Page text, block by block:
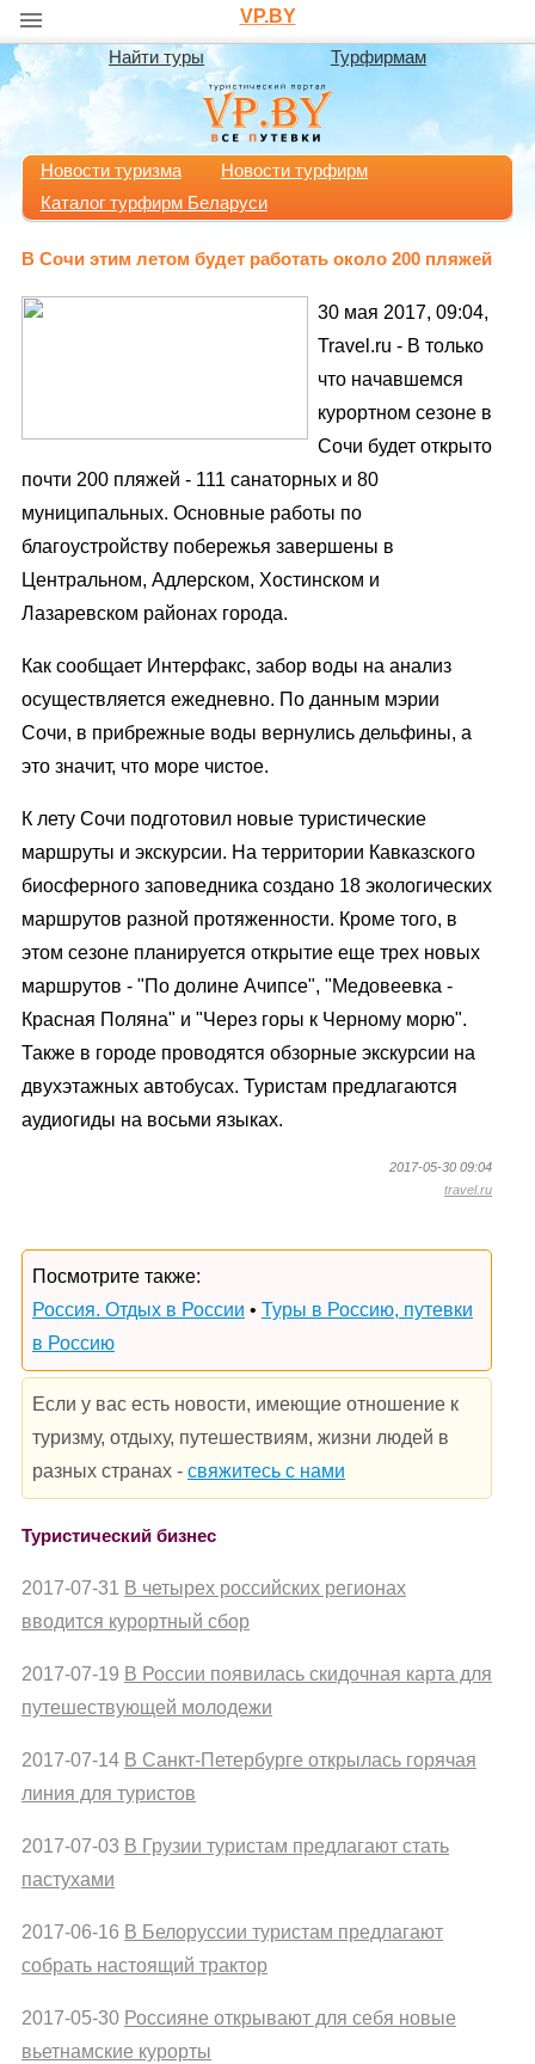
VP.BY
Найти туры Турфирмам
Новости туризма
Новости турфирм
Каталог турфирм Беларуси
В Сочи этим летом будет работать около 200 пляжей
30 мая 2017, 09:04,
Travel.ru - В только
что начавшемся
курортном сезоне в
Сочи будет открыто
почти 200 пляжей - 111 санаторных и 80
муниципальных. Основные работы по
благоустройству побережья завершены в
Центральном, Адлерском, Хостинском и
Лазаревском районах города.
Как сообщает Интерфакс, забор воды на анализ
осуществляется ежедневно. По данным мэрии
Сочи, в прибрежные воды вернулись дельфины, а
это значит, что море чистое.
К лету Сочи подготовил новые туристические
маршруты и экскурсии. На территории Кавказского
биосферного заповедника создано 18 экологических
маршрутов разной протяженности. Кроме того, в
этом сезоне планируется открытие еще трех новых
маршрутов - "По долине Ачипсе", "Медовеевка -
Красная Поляна" и "Через горы к Черному морю".
Также в городе проводятся обзорные экскурсии на
двухэтажных автобусах. Туристам предлагаются
аудиогиды на восьми языках.
2017-05-30 09:04
travel.ru
Посмотрите также:
Россия. Отдых в России • Туры в Россию, путевки
в Россию
Если у вас есть новости, имеющие отношение к
туризму, отдыху, путешествиям, жизни людей в
разных странах - свяжитесь с нами
Туристический бизнес
2017-07-31 В четырех российских регионах
вводится курортный сбор
2017-07-19 В России появилась скидочная карта для
путешествующей молодежи
2017-07-14 В Санкт-Петербурге открылась горячая
линия для туристов
2017-07-03 В Грузии туристам предлагают стать
пастухами
2017-06-16 В Белоруссии туристам предлагают
собрать настоящий трактор
2017-05-30 Россияне открывают для себя новые
вьетнамские курорты